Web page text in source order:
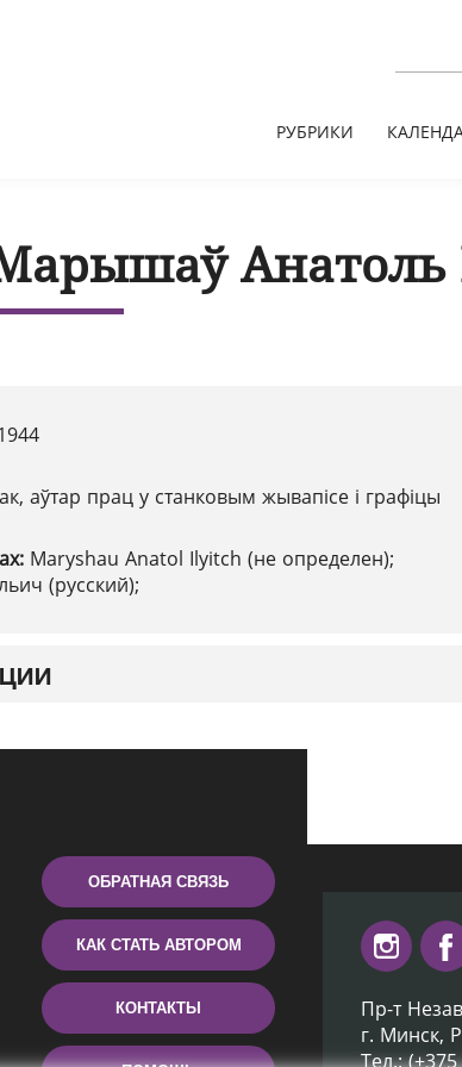
РУБРИКИ
Анатоль
аўтар прац у станковым жывапісе і графіцы
Maryshau Anatol Ilyitch (не определен);
(русский);
ОБРАТНАЯ СВЯЗЬ
КАК СТАТЬ АВТОРОМ
КОНТАКТЫ
Пр-т
г. Минск,
Тел.: